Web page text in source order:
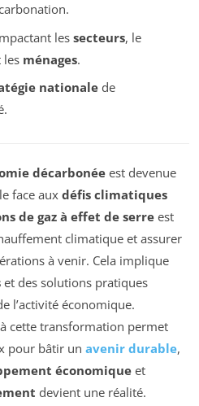
les secteurs, le
les ménages.
nationalede
décarbonée est devenue
face aux défis climatiques
de gaz à effet de serre est
climatique et assurer
à venir. Cela implique
et des solutions pratiques
l’activité économique.
cette transformation permet
pour bâtir un avenir durable,
économiqueet
devient une réalité.